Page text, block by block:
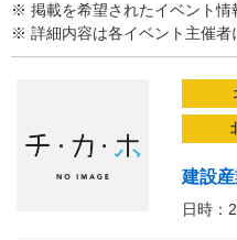
※ 掲載を希望されたイベント情
※ 詳細内容は各イベント主催者
建設
日時：